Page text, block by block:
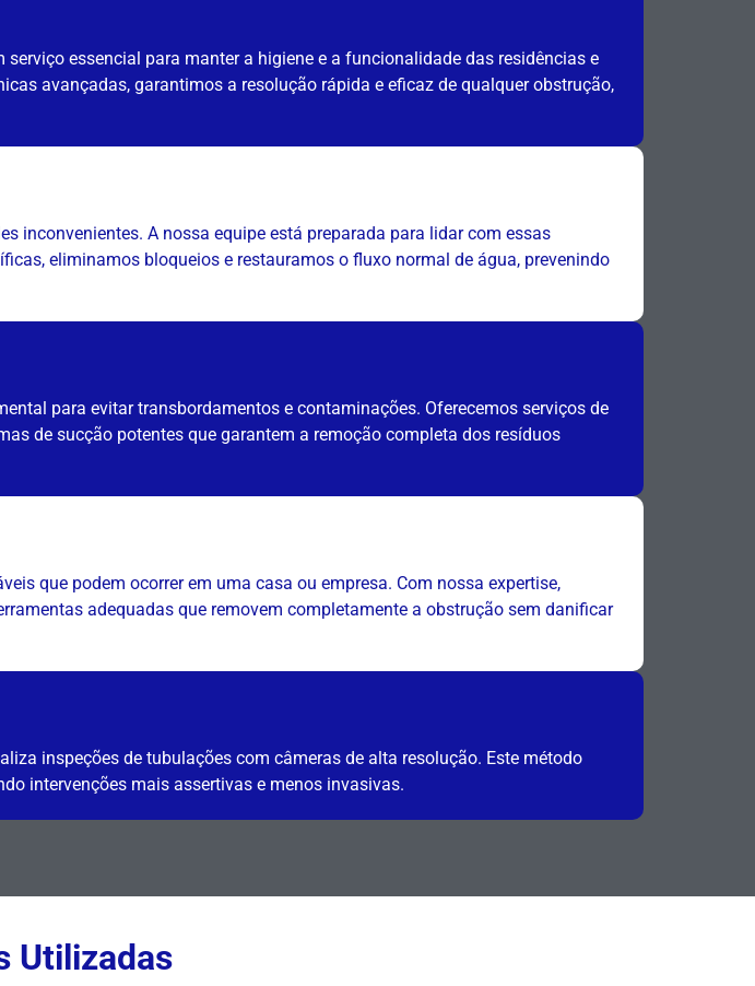
essencial para manter a higiene e a funcionalidade das residências e
avançadas, garantimos a resolução rápida e eficaz de qualquer obstrução,
inconvenientes. A nossa equipe está preparada para lidar com essas
eliminamos bloqueios e restauramos o fluxo normal de água, prevenindo
para evitar transbordamentos e contaminações. Oferecemos serviços de
de sucção potentes que garantem a remoção completa dos resíduos
que podem ocorrer em uma casa ou empresa. Com nossa expertise,
adequadas que removem completamente a obstrução sem danificar
inspeções de tubulações com câmeras de alta resolução. Este método
intervenções mais assertivas e menos invasivas.
Utilizadas